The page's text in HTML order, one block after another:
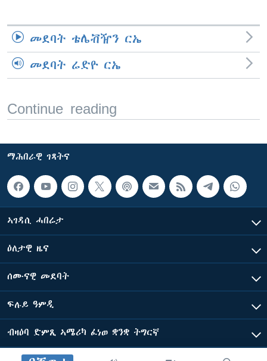
መደባት ቴሌቭዥን ርኤ
መደባት ሬድዮ ርኤ
Continue reading
ማሕበራዊ ገጻትና
ኣገዳሲ ሓበሬታ
ዕለታዊ ዜና
ሰሙናዊ መደባት
ፍሉይ ዓምዲ
ብዛዕባ ድምጺ ኣሜሪካ ፈነወ ቋንቋ ትግርኛ